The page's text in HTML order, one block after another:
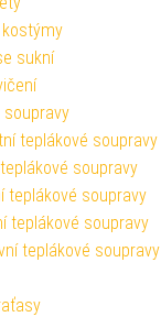
kostýmy
sukní
soupravy
teplákové soupravy
soupravy
teplákové soupravy
teplákové soupravy
teplákové soupravy